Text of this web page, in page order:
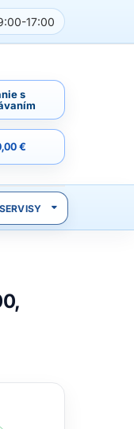
17:00
s
€